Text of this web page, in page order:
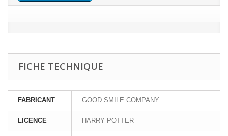
FICHE TECHNIQUE
FABRICANT GOOD SMILE COMPANY
LICENCE HARRY POTTER